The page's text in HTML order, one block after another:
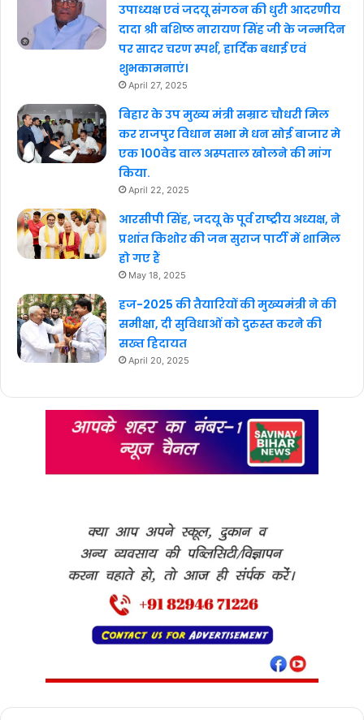
उपाध्यक्ष एवं जदयू संगठन की धुरी आदरणीय
दादा श्री बशिष्ठ नारायण सिंह जी के जन्मदिन
पर सादर चरण स्पर्श, हार्दिक बधाई एवं
शुभकामनाएं।
April 27, 2025
बिहार के उप मुख्य मंत्री सम्राट चौधरी मिल
कर राजपुर विधान सभा मे धन सोई बाजार मे
एक 100वेड वाल अस्पताल खोलने की मांग
किया.
April 22, 2025
आरसीपी सिंह, जदयू के पूर्व राष्ट्रीय अध्यक्ष, ने
प्रशांत किशोर की जन सुराज पार्टी में शामिल
हो गए हैं
May 18, 2025
हज-2025 की तैयारियों की मुख्यमंत्री ने की
समीक्षा, दी सुविधाओं को दुरुस्त करने की
सख्त हिदायत
April 20, 2025